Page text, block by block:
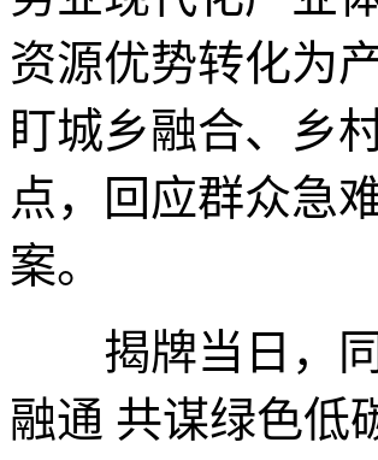
资源优势转化为
盯城乡融合、乡
点，回应群众急
案。
揭牌当日，同
融通 共谋绿色低